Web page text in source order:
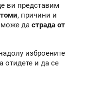
ви представим
, причини и
може да страда от
изброените
отидете и да се